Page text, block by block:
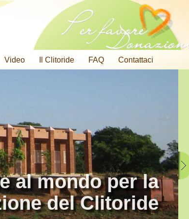
Per favore
Video Il Clitoride FAQ Contattaci
al mondo per la
del Clitoride